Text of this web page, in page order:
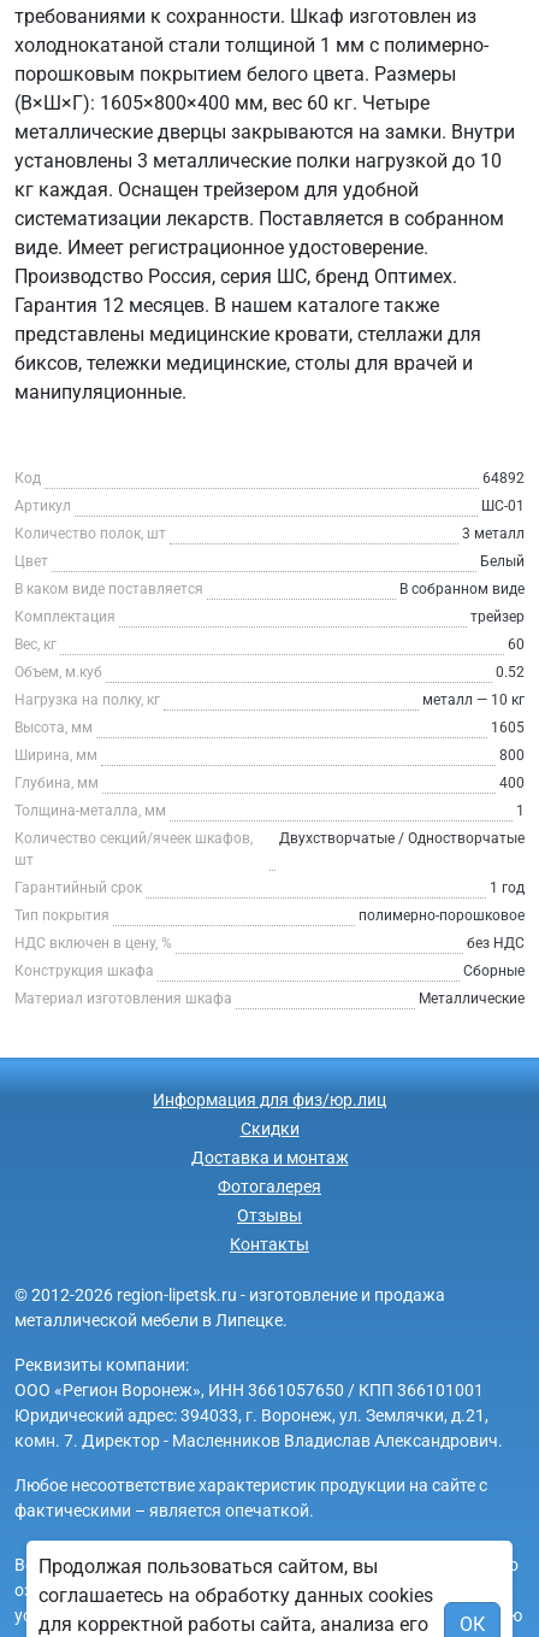
требованиями к сохранности. Шкаф изготовлен из
холоднокатаной стали толщиной 1 мм с полимерно-
порошковым покрытием белого цвета. Размеры
(В×Ш×Г): 1605×800×400 мм, вес 60 кг. Четыре
металлические дверцы закрываются на замки. Внутри
установлены 3 металлические полки нагрузкой до 10
кг каждая. Оснащен трейзером для удобной
систематизации лекарств. Поставляется в собранном
виде. Имеет регистрационное удостоверение.
Производство Россия, серия ШС, бренд Оптимех.
Гарантия 12 месяцев. В нашем каталоге также
представлены медицинские кровати, стеллажи для
биксов, тележки медицинские, столы для врачей и
манипуляционные.
Код
64892
Артикул
ШС-01
Количество полок, шт
3 металл
Цвет
Белый
В каком виде поставляется
В собранном виде
Комплектация
трейзер
Вес, кг
60
Объем, м.куб
0.52
Нагрузка на полку, кг
металл — 10 кг
Высота, мм
1605
Ширина, мм
800
Глубина, мм
400
Толщина-металла, мм
1
Количество секций/ячеек шкафов,
шт
Двухстворчатые / Одностворчатые
Гарантийный срок
1 год
Тип покрытия
полимерно-порошковое
НДС включен в цену, %
без НДС
Конструкция шкафа
Сборные
Материал изготовления шкафа
Металлические
Информация для физ/юр.лиц
Скидки
Доставка и монтаж
Фотогалерея
Отзывы
Контакты
© 2012-2026 region-lipetsk.ru - изготовление и продажа
металлической мебели в Липецке.
Реквизиты компании:
ООО «Регион Воронеж», ИНН 3661057650 / КПП 366101001
Юридический адрес: 394033, г. Воронеж, ул. Землячки, д.21,
комн. 7. Директор - Масленников Владислав Александрович.
Любое несоответствие характеристик продукции на сайте с
фактическими – является опечаткой.
Вся информация на сайте region-lipetsk.ru носит исключительно
ознакомительный и справочный характер и ни при каких
условиях не является публичной офертой. Всю дополнительную
Продолжая пользоваться сайтом, вы
соглашаетесь на обработку данных cookies
для корректной работы сайта, анализа его
ОК